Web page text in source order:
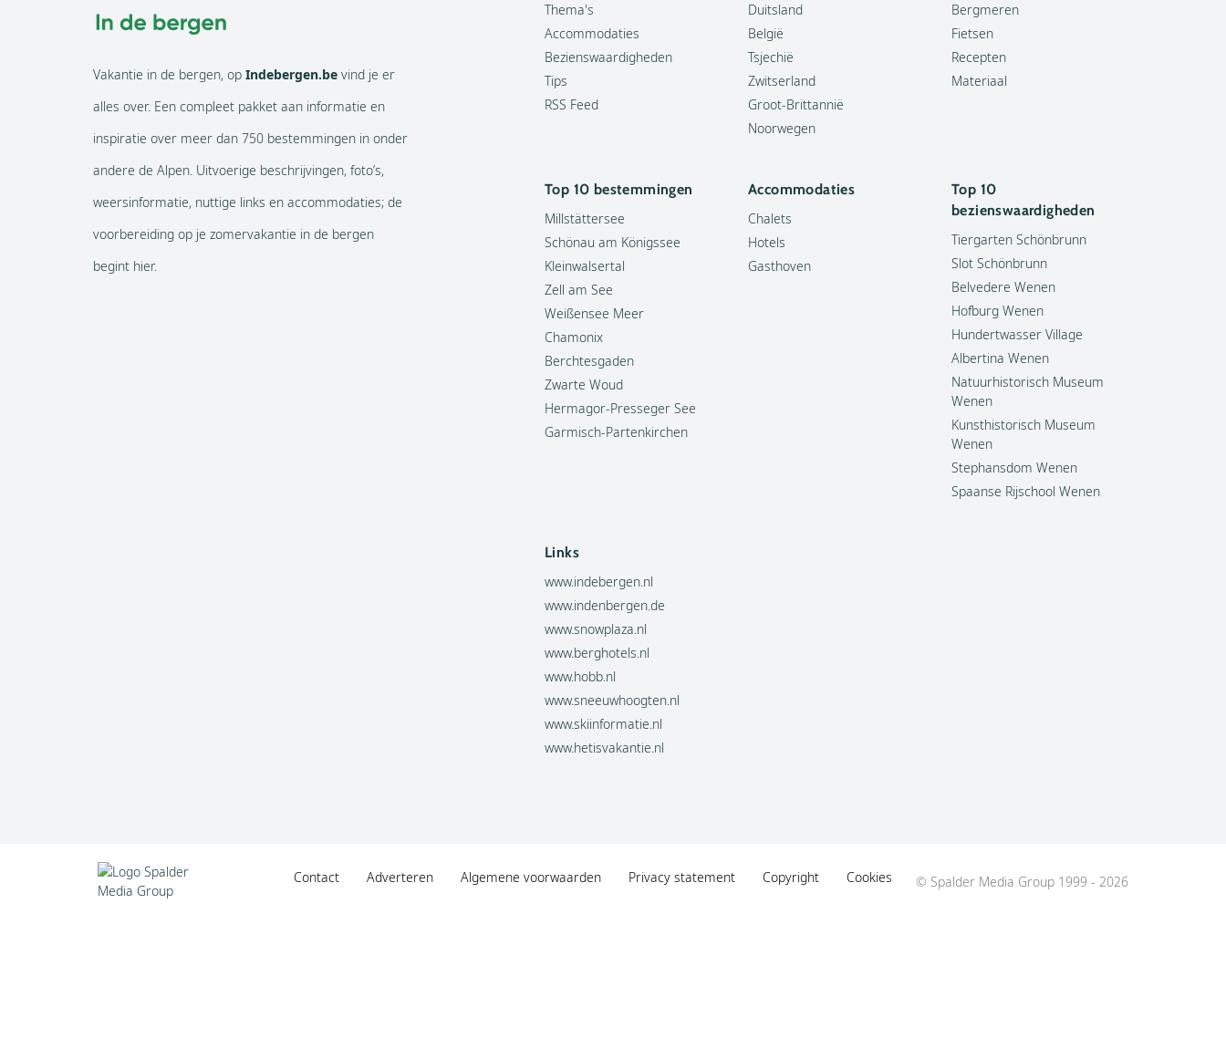
Vakantie in de bergen, op Indebergen.be vind je er
alles over. Een compleet pakket aan informatie en
inspiratie over meer dan 750 bestemmingen in onder
andere de Alpen. Uitvoerige beschrijvingen, foto’s,
weersinformatie, nuttige links en accommodaties; de
voorbereiding op je zomervakantie in de bergen
begint hier.
Thema's
Accommodaties
Bezienswaardigheden
Tips
RSS Feed
Duitsland
België
Tsjechië
Zwitserland
Groot-Brittannië
Noorwegen
Bergmeren
Fietsen
Recepten
Materiaal
Top 10 bestemmingen
Millstättersee
Schönau am Königssee
Kleinwalsertal
Zell am See
Weißensee Meer
Chamonix
Berchtesgaden
Zwarte Woud
Hermagor-Presseger See
Garmisch-Partenkirchen
Accommodaties
Chalets
Hotels
Gasthoven
Top 10
bezienswaardigheden
Tiergarten Schönbrunn
Slot Schönbrunn
Belvedere Wenen
Hofburg Wenen
Hundertwasser Village
Albertina Wenen
Natuurhistorisch Museum
Wenen
Kunsthistorisch Museum
Wenen
Stephansdom Wenen
Spaanse Rijschool Wenen
Links
www.indebergen.nl
www.indenbergen.de
www.snowplaza.nl
www.berghotels.nl
www.hobb.nl
www.sneeuwhoogten.nl
www.skiinformatie.nl
www.hetisvakantie.nl
Contact Adverteren Algemene voorwaarden Privacy statement Copyright Cookies © Spalder Media Group 1999 - 2026